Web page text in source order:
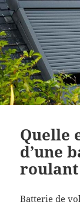
Quelle
d’une
Batterie de